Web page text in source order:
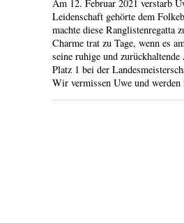
Am 12. Februar 2021 verstarb
Leidenschaft gehörte dem
machte diese Ranglistenregatta
Charme trat zu Tage, wenn es
seine ruhige und
Platz 1 bei der
Wir vermissen Uwe und